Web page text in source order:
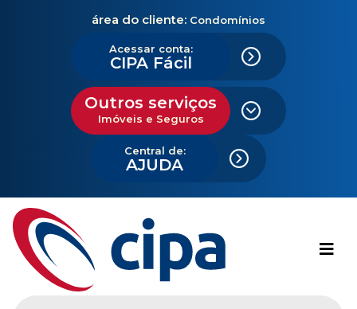
área do cliente: Condomínios
Acessar conta:
CIPA Fácil
Outros serviços
Imóveis e Seguros
Central de:
AJUDA